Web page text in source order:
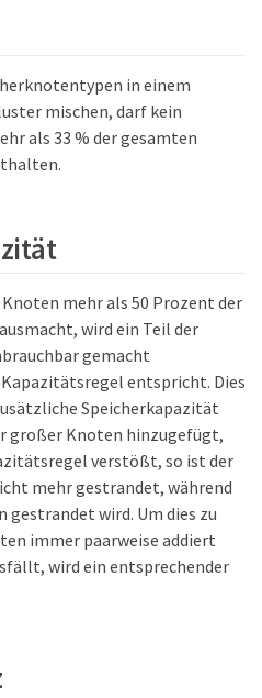
in einem
mischen, darf kein
als 33 % der gesamten
mehr als 50 Prozent der
wird ein Teil der
gemacht
entspricht. Dies
Speicherkapazität
großer Knoten hinzugefügt,
verstößt, so ist der
mehr gestrandet, während
wird. Um dies zu
immer paarweise addiert
wird ein entsprechender